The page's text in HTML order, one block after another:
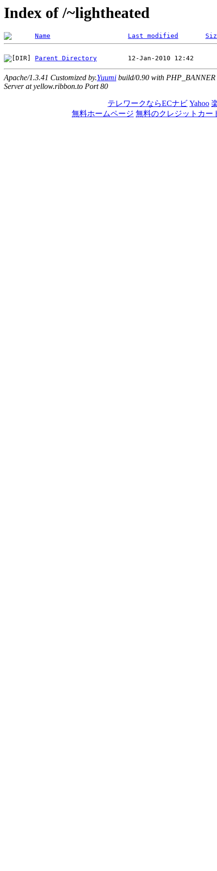
Index of /~lightheated
Name Last modified
Parent Directory
Apache/1.3.41 Customized by.Yuumi build/0.90 with PHP_BANNER
Server at yellow.ribbon.to Port 80
テレワークならECナビ Yahoo
無料ホームページ 無料のクレジットカー